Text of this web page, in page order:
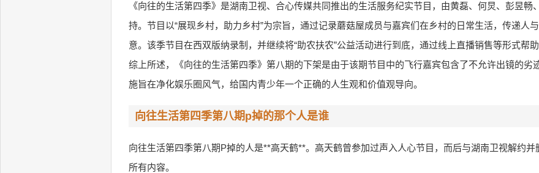
《向往的生活第四季》是湖南卫视、合心传媒共同推出的生活服务纪实节目，由黄磊、何炅、彭昱畅
持。节目以“展现乡村，助力乡村”为宗旨，通过记录蘑菇屋成员与嘉宾们在乡村的日常生活，传递人
意。该季节目在西双版纳录制，并继续将“助农扶农”公益活动进行到底，通过线上直播销售等形式帮助
综上所述，《向往的生活第四季》第八期的下架是由于该期节目中的飞行嘉宾包含了不允许出镜的劣
施旨在净化娱乐圈风气，给国内青少年一个正确的人生观和价值观导向。
向往生活第四季第八期p掉的那个人是谁
向往生活第四季第八期P掉的人是**高天鹤**。高天鹤曾参加过声入人心节目，而后与湖南卫视解约并
所有内容。